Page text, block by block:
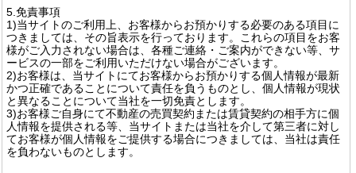
5.免責事項
1)当サイトのご利用上、お客様からお預かりする必要のある項目に
つきましては、その旨表示を行っております。これらの項目をお客
様がご入力されない場合は、各種ご連絡・ご案内ができない等、サ
ービスの一部をご利用いただけない場合がございます。
2)お客様は、当サイトにてお客様からお預かりする個人情報が最新
かつ正確であることについて責任を負うものとし、個人情報が現状
と異なることについて当社を一切免責とします。
3)お客様ご自身にて不動産の売買契約または賃貸契約の相手方に個
人情報を提供される等、当サイトまたは当社を介して第三者に対し
てお客様が個人情報をご提供する場合につきましては、当社は責任
を負わないものとします。